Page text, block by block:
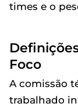
times e o
Foco
A comissão
trabalhado